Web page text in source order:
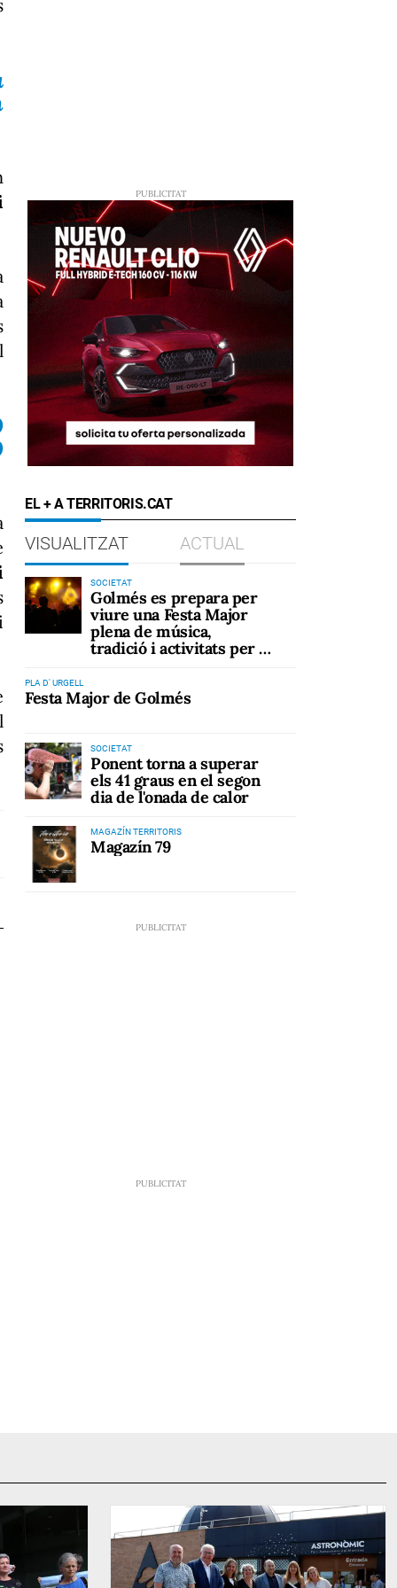
EL + A TERRITORIS.CAT
VISUALITZAT ACTUAL
SOCIETAT
Golmés es prepara per
viure una Festa Major
plena de música,
tradició i activitats per a
PLA D' URGELL
Festa Major de Golmés
SOCIETAT
Ponent torna a superar
els 41 graus en el segon
dia de l'onada de calor
MAGAZÍN TERRITORIS
Magazín 79